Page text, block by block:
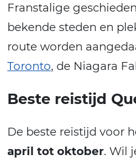
Franstalige
bekende steden en
route worden
Toronto, de Niagara
Beste reistijd
De beste reistijd voor
april tot oktober. Wil